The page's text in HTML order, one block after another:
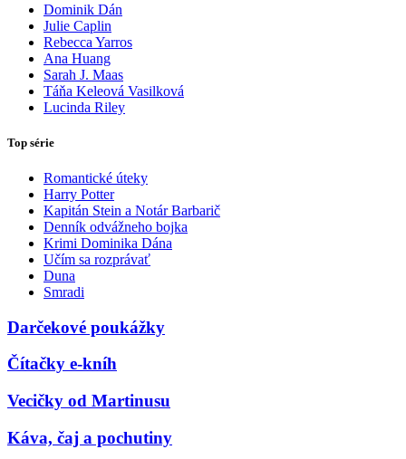
Dominik Dán
Julie Caplin
Rebecca Yarros
Ana Huang
Sarah J. Maas
Táňa Keleová Vasilková
Lucinda Riley
Top série
Romantické úteky
Harry Potter
Kapitán Stein a Notár Barbarič
Denník odvážneho bojka
Krimi Dominika Dána
Učím sa rozprávať
Duna
Smradi
Darčekové poukážky
Čítačky e-kníh
Vecičky od Martinusu
Káva, čaj a pochutiny